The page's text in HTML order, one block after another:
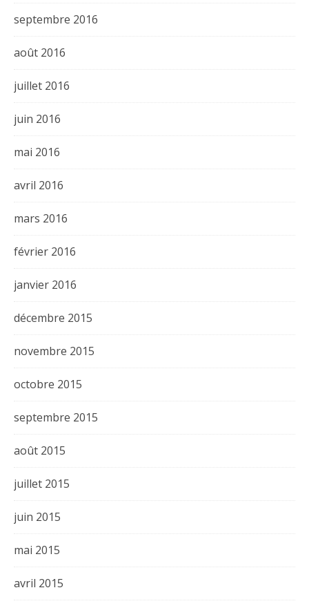
septembre 2016
août 2016
juillet 2016
juin 2016
mai 2016
avril 2016
mars 2016
février 2016
janvier 2016
décembre 2015
novembre 2015
octobre 2015
septembre 2015
août 2015
juillet 2015
juin 2015
mai 2015
avril 2015